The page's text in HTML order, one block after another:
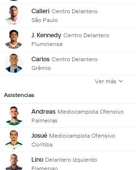
Calleri Centro Delantero
São Paulo
J. Kennedy Centro Delantero
Fluminense
Carlos Centro Delantero
Grêmio
Ver más
Asistencias
Andreas Mediocampista Ofensivo
Palmeiras
Josué Mediocampista Ofensivo
Coritiba
Lino Delantero Izquierdo
Flamengo